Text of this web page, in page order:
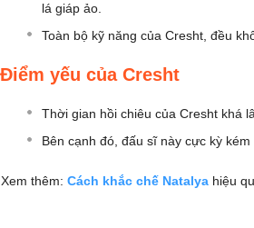
lá giáp ảo.
Toàn bộ kỹ năng của Cresht, đều
Điểm yếu của Cresht
Thời gian hồi chiêu của Cresht khá
Bên cạnh đó, đấu sĩ này cực kỳ
Xem thêm: Cách khắc chế Natalya hiệu